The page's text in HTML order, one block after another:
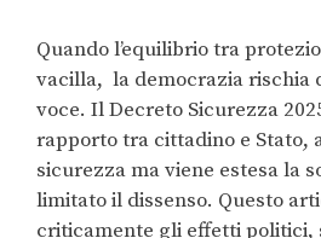
Quando l’equilibrio tra
vacilla, la democrazia rischia
voce. Il Decreto Sicurezza
rapporto tra cittadino e Stato,
sicurezza ma viene estesa la
limitato il dissenso. Questo
criticamente gli effetti politici,